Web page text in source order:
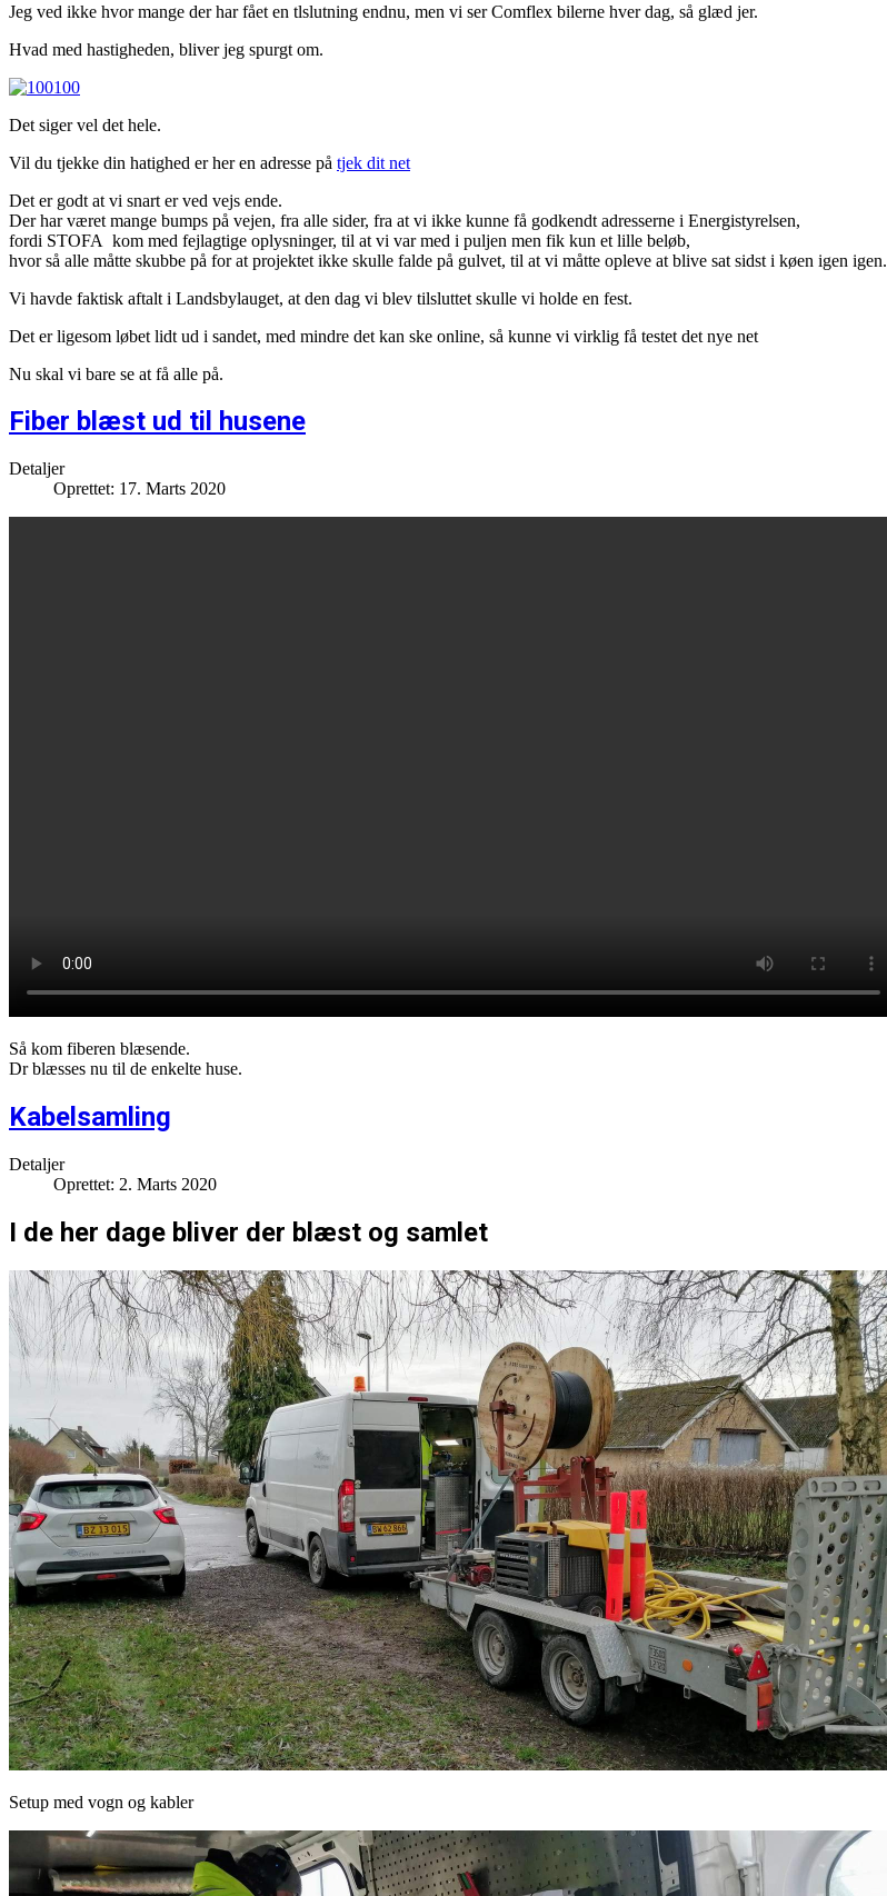
Jeg ved ikke hvor mange der har fået en tlslutning endnu, men vi ser Comflex bilerne hver dag, så glæd jer.
Hvad med hastigheden, bliver jeg spurgt om.
Det siger vel det hele.
Vil du tjekke din hatighed er her en adresse på tjek dit net
Det er godt at vi snart er ved vejs ende.
Der har været mange bumps på vejen, fra alle sider, fra at vi ikke kunne få godkendt adresserne i Energistyrelsen,
fordi STOFA kom med fejlagtige oplysninger, til at vi var med i puljen men fik kun et lille beløb,
hvor så alle måtte skubbe på for at projektet ikke skulle falde på gulvet, til at vi måtte opleve at blive sat sidst i køen igen igen.
Vi havde faktisk aftalt i Landsbylauget, at den dag vi blev tilsluttet skulle vi holde en fest.
Det er ligesom løbet lidt ud i sandet, med mindre det kan ske online, så kunne vi virklig få testet det nye net
Nu skal vi bare se at få alle på.
Fiber blæst ud til husene
Detaljer
Oprettet: 17. Marts 2020
Så kom fiberen blæsende.
Dr blæsses nu til de enkelte huse.
Kabelsamling
Detaljer
Oprettet: 2. Marts 2020
I de her dage bliver der blæst og samlet
Setup med vogn og kabler